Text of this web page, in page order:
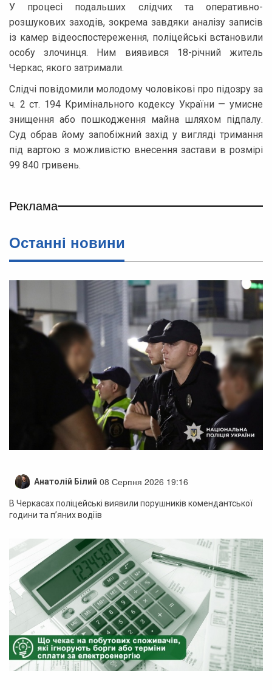
У процесі подальших слідчих та оперативно-
розшукових заходів, зокрема завдяки аналізу записів
із камер відеоспостереження, поліцейські встановили
особу злочинця. Ним виявився 18-річний житель
Черкас, якого затримали.
Слідчі повідомили молодому чоловікові про підозру за
ч. 2 ст. 194 Кримінального кодексу України — умисне
знищення або пошкодження майна шляхом підпалу.
Суд обрав йому запобіжний захід у вигляді тримання
під вартою з можливістю внесення застави в розмірі
99 840 гривень.
Реклама
Останні новини
Анатолій Білий 08 Серпня 2026 19:16
В Черкасах поліцейські виявили порушників комендантської
години та п’яних водіїв